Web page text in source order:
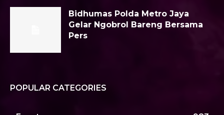
Bidhumas Polda Metro Jaya
Gelar Ngobrol Bareng Bersama
Pers
POPULAR CATEGORIES